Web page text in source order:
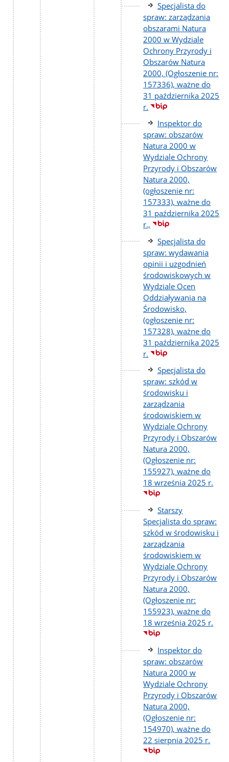
Specjalista do
spraw: zarządzania
obszarami Natura
2000 w Wydziale
Ochrony Przyrody i
Obszarów Natura
2000, (Ogłoszenie nr:
157336), ważne do
31 października 2025
r.
Inspektor do
spraw: obszarów
Natura 2000 w
Wydziale Ochrony
Przyrody i Obszarów
Natura 2000,
(ogłoszenie nr:
157333), ważne do
31 października 2025
r.,
Specjalista do
spraw: wydawania
opinii i uzgodnień
środowiskowych w
Wydziale Ocen
Oddziaływania na
Środowisko,
(ogłoszenie nr:
157328), ważne do
31 października 2025
r.
Specjalista do
spraw: szkód w
środowisku i
zarządzania
środowiskiem w
Wydziale Ochrony
Przyrody i Obszarów
Natura 2000,
(Ogłoszenie nr:
155927), ważne do
18 września 2025 r.
Starszy
Specjalista do spraw:
szkód w środowisku i
zarządzania
środowiskiem w
Wydziale Ochrony
Przyrody i Obszarów
Natura 2000,
(Ogłoszenie nr:
155923), ważne do
18 września 2025 r.
Inspektor do
spraw: obszarów
Natura 2000 w
Wydziale Ochrony
Przyrody i Obszarów
Natura 2000,
(Ogłoszenie nr:
154970), ważne do
22 sierpnia 2025 r.